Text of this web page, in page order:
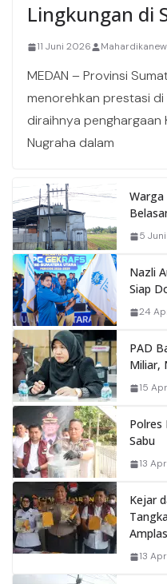
Lingkungan di
11 Juni 2026
MEDAN – Provinsi
menorehkan prestasi
diraihnya penghargaan
Nugraha dalam
Warga
5
Nazli
Siap
24
PAD
Miliar,
15
Polres
Sabu
13
Kejar
Amplas
13